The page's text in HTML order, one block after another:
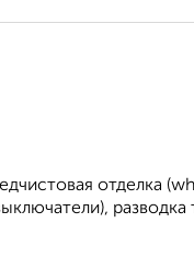
отделка
разводка